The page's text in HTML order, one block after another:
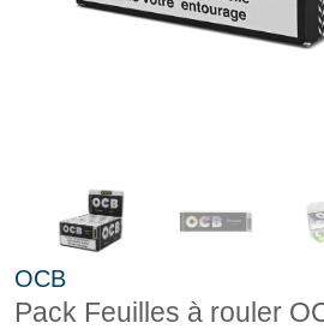
OCB
Pack Feuilles à rouler